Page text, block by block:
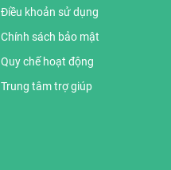
Điều khoản sử dụng
Chính sách bảo mật
Quy chế hoạt động
Trung tâm trợ giúp